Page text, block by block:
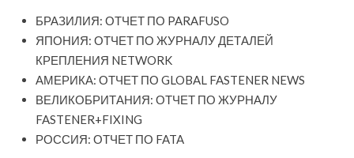
БРАЗИЛИЯ: ОТЧЕТ ПО PARAFUSO
ЯПОНИЯ: ОТЧЕТ ПО ЖУРНАЛУ ДЕТАЛЕЙ
КРЕПЛЕНИЯ NETWORK
АМЕРИКА: ОТЧЕТ ПО GLOBAL FASTENER NEWS
ВЕЛИКОБРИТАНИЯ: ОТЧЕТ ПО ЖУРНАЛУ
FASTENER+FIXING
РОССИЯ: ОТЧЕТ ПО FATA